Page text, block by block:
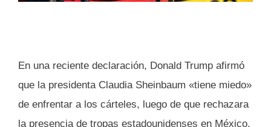
En una reciente declaración, Donald Trump afirmó
que la presidenta Claudia Sheinbaum «tiene miedo»
de enfrentar a los cárteles, luego de que rechazara
la presencia de tropas estadounidenses en México.